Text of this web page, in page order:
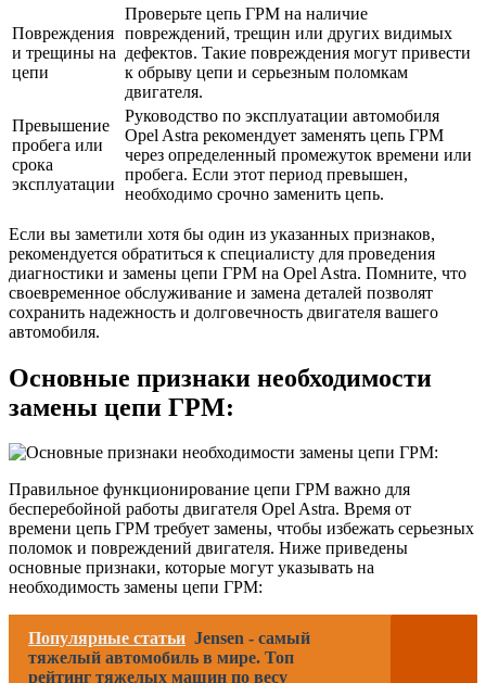
Повреждения
и трещины на
цепи
Проверьте цепь ГРМ на наличие
повреждений, трещин или других видимых
дефектов. Такие повреждения могут привести
к обрыву цепи и серьезным поломкам
двигателя.
Превышение
пробега или
срока
эксплуатации
Руководство по эксплуатации автомобиля
Opel Astra рекомендует заменять цепь ГРМ
через определенный промежуток времени или
пробега. Если этот период превышен,
необходимо срочно заменить цепь.
Если вы заметили хотя бы один из указанных признаков,
рекомендуется обратиться к специалисту для проведения
диагностики и замены цепи ГРМ на Opel Astra. Помните, что
своевременное обслуживание и замена деталей позволят
сохранить надежность и долговечность двигателя вашего
автомобиля.
Основные признаки необходимости
замены цепи ГРМ:
Правильное функционирование цепи ГРМ важно для
бесперебойной работы двигателя Opel Astra. Время от
времени цепь ГРМ требует замены, чтобы избежать серьезных
поломок и повреждений двигателя. Ниже приведены
основные признаки, которые могут указывать на
необходимость замены цепи ГРМ:
Популярные статьи Jensen - самый
тяжелый автомобиль в мире. Топ
рейтинг тяжелых машин по весу